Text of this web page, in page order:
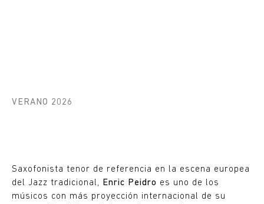
VERANO 2026
Saxofonista tenor de referencia en la escena europea
del Jazz tradicional, Enric Peidro es uno de los
músicos con más proyección internacional de su